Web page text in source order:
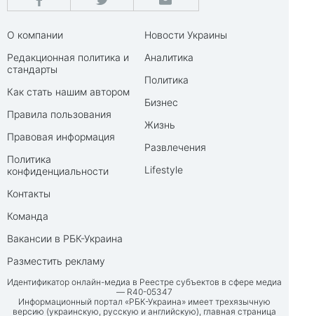
О компании
Редакционная политика и
стандарты
Как стать нашим автором
Правила пользования
Правовая информация
Политика
конфиденциальности
Контакты
Команда
Вакансии в РБК-Украина
Разместить рекламу
Новости Украины
Аналитика
Политика
Бизнес
Жизнь
Развлечения
Lifestyle
Идентификатор онлайн-медиа в Реестре субъектов в сфере медиа
— R40-05347
Информационный портал «РБК-Украина» имеет трехязычную
версию (украинскую, русскую и английскую), главная страница